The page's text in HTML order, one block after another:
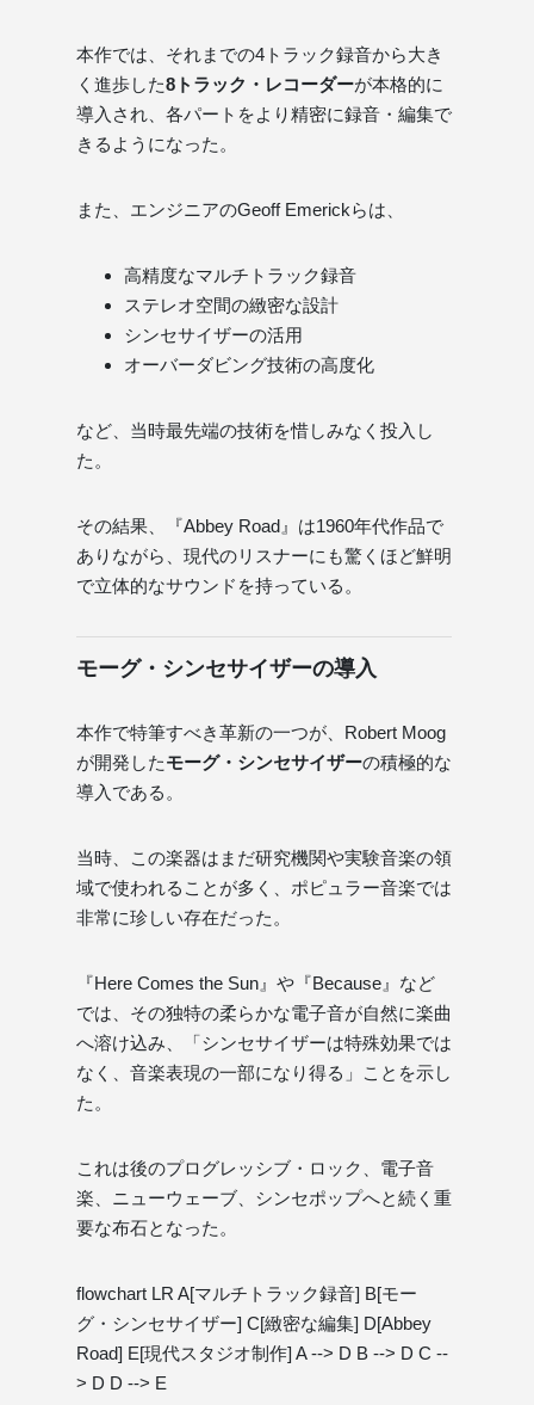
本作では、それまでの4トラック録音から大き
く進歩した8トラック・レコーダーが本格的に
導入され、各パートをより精密に録音・編集で
きるようになった。
また、エンジニアのGeoff Emerickらは、
高精度なマルチトラック録音
ステレオ空間の緻密な設計
シンセサイザーの活用
オーバーダビング技術の高度化
など、当時最先端の技術を惜しみなく投入し
た。
その結果、『Abbey Road』は1960年代作品で
ありながら、現代のリスナーにも驚くほど鮮明
で立体的なサウンドを持っている。
モーグ・シンセサイザーの導入
本作で特筆すべき革新の一つが、Robert Moog
が開発したモーグ・シンセサイザーの積極的な
導入である。
当時、この楽器はまだ研究機関や実験音楽の領
域で使われることが多く、ポピュラー音楽では
非常に珍しい存在だった。
『Here Comes the Sun』や『Because』など
では、その独特の柔らかな電子音が自然に楽曲
へ溶け込み、「シンセサイザーは特殊効果では
なく、音楽表現の一部になり得る」ことを示し
た。
これは後のプログレッシブ・ロック、電子音
楽、ニューウェーブ、シンセポップへと続く重
要な布石となった。
flowchart LR A[マルチトラック録音] B[モー
グ・シンセサイザー] C[緻密な編集] D[Abbey
Road] E[現代スタジオ制作] A --> D B --> D C --
> D D --> E